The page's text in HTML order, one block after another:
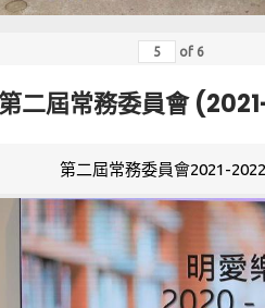
of 6
二屆常務委員會
第二屆常務委員會2021-